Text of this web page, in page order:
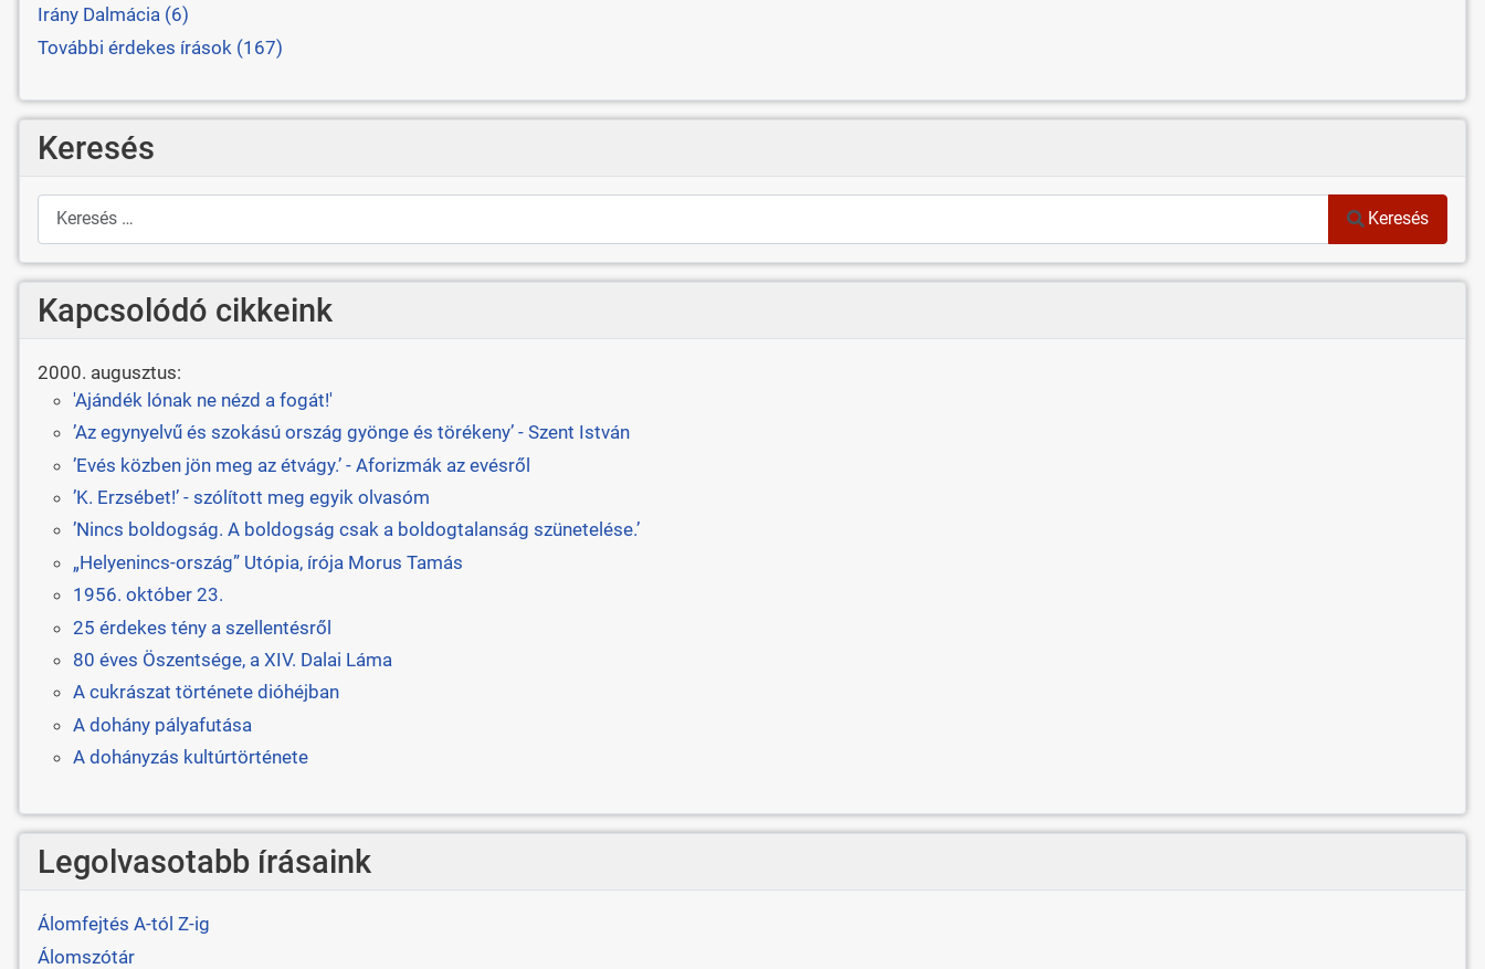
Irány Dalmácia (6)
További érdekes írások (167)
Keresés
Keresés
Keresés
Kapcsolódó cikkeink
2000. augusztus:
'Ajándék lónak ne nézd a fogát!'
’Az egynyelvű és szokású ország gyönge és törékeny’ - Szent István
’Evés közben jön meg az étvágy.’ - Aforizmák az evésről
’K. Erzsébet!’ - szólított meg egyik olvasóm
’Nincs boldogság. A boldogság csak a boldogtalanság szünetelése.’
„Helyenincs-ország” Utópia, írója Morus Tamás
1956. október 23.
25 érdekes tény a szellentésről
80 éves Öszentsége, a XIV. Dalai Láma
A cukrászat története dióhéjban
A dohány pályafutása
A dohányzás kultúrtörténete
Legolvasotabb írásaink
Álomfejtés A-tól Z-ig
Álomszótár